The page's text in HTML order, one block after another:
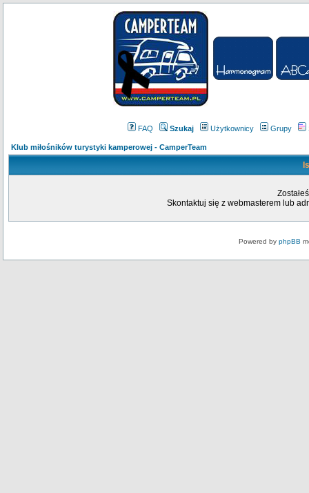
FAQ Szukaj Użytkownicy Grupy
Klub miłośników turystyki kamperowej - CamperTeam
Skontaktuj się z webmasterem lub
Powered by phpBB